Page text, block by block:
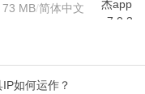
购软件)V10.18.4
73 MB/简体中文
如何运作？